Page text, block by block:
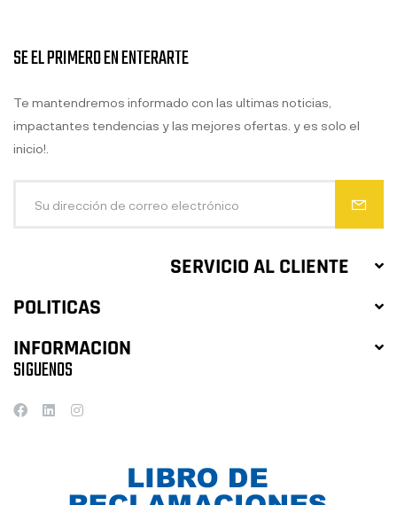
SERVICIO AL CLIENTE
POLITICAS
INFORMACION
SE EL PRIMERO EN ENTERARTE
Te mantendremos informado con las ultimas noticias,
impactantes tendencias y las mejores ofertas. y es solo el
inicio!.
SIGUENOS